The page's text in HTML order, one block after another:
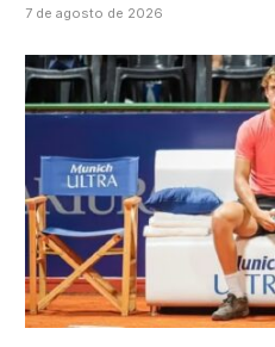
7 de agosto de 2026